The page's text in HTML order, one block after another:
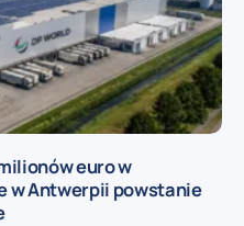
euro w
w Antwerpii powstanie